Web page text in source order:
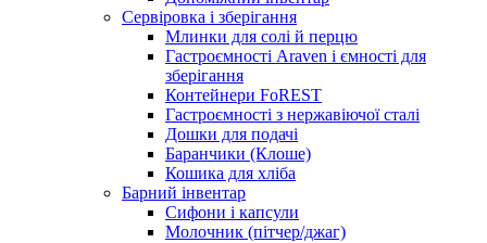
Сервіровка і зберігання
Млинки для солі й перцю
Гастроємності Araven і ємності для
зберігання
Контейнери FoREST
Гастроємності з нержавіючої сталі
Дошки для подачі
Баранчики (Клоше)
Кошика для хліба
Барний інвентар
Сифони і капсули
Молочник (пітчер/джаг)